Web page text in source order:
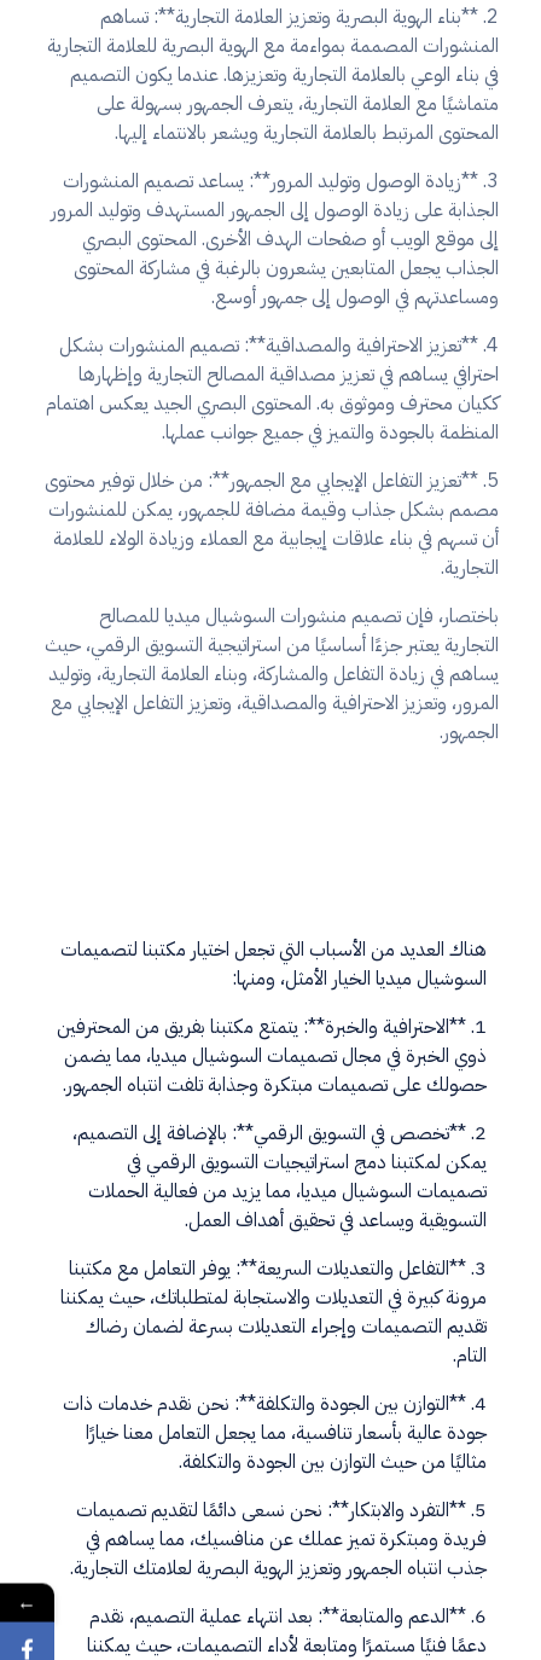
2. **بناء الهوية البصرية وتعزيز العلامة التجارية**: تساهم
المنشورات المصممة بمواءمة مع الهوية البصرية للعلامة التجارية
في بناء الوعي بالعلامة التجارية وتعزيزها. عندما يكون التصميم
متماشيًا مع العلامة التجارية، يتعرف الجمهور بسهولة على
المحتوى المرتبط بالعلامة التجارية ويشعر بالانتماء إليها.
3. **زيادة الوصول وتوليد المرور**: يساعد تصميم المنشورات
الجذابة على زيادة الوصول إلى الجمهور المستهدف وتوليد المرور
إلى موقع الويب أو صفحات الهدف الأخرى. المحتوى البصري
الجذاب يجعل المتابعين يشعرون بالرغبة في مشاركة المحتوى
ومساعدتهم في الوصول إلى جمهور أوسع.
4. **تعزيز الاحترافية والمصداقية**: تصميم المنشورات بشكل
احترافي يساهم في تعزيز مصداقية المصالح التجارية وإظهارها
ككيان محترف وموثوق به. المحتوى البصري الجيد يعكس اهتمام
المنظمة بالجودة والتميز في جميع جوانب عملها.
5. **تعزيز التفاعل الإيجابي مع الجمهور**: من خلال توفير محتوى
مصمم بشكل جذاب وقيمة مضافة للجمهور، يمكن للمنشورات
أن تسهم في بناء علاقات إيجابية مع العملاء وزيادة الولاء للعلامة
التجارية.
باختصار، فإن تصميم منشورات السوشيال ميديا للمصالح
التجارية يعتبر جزءًا أساسيًا من استراتيجية التسويق الرقمي، حيث
يساهم في زيادة التفاعل والمشاركة، وبناء العلامة التجارية، وتوليد
المرور، وتعزيز الاحترافية والمصداقية، وتعزيز التفاعل الإيجابي مع
الجمهور.
هناك العديد من الأسباب التي تجعل اختيار مكتبنا لتصميمات
السوشيال ميديا الخيار الأمثل، ومنها:
1. **الاحترافية والخبرة**: يتمتع مكتبنا بفريق من المحترفين
ذوي الخبرة في مجال تصميمات السوشيال ميديا، مما يضمن
حصولك على تصميمات مبتكرة وجذابة تلفت انتباه الجمهور.
2. **تخصص في التسويق الرقمي**: بالإضافة إلى التصميم،
يمكن لمكتبنا دمج استراتيجيات التسويق الرقمي في
تصميمات السوشيال ميديا، مما يزيد من فعالية الحملات
التسويقية ويساعد في تحقيق أهداف العمل.
3. **التفاعل والتعديلات السريعة**: يوفر التعامل مع مكتبنا
مرونة كبيرة في التعديلات والاستجابة لمتطلباتك، حيث يمكننا
تقديم التصميمات وإجراء التعديلات بسرعة لضمان رضاك
التام.
4. **التوازن بين الجودة والتكلفة**: نحن نقدم خدمات ذات
جودة عالية بأسعار تنافسية، مما يجعل التعامل معنا خيارًا
مثاليًا من حيث التوازن بين الجودة والتكلفة.
5. **التفرد والابتكار**: نحن نسعى دائمًا لتقديم تصميمات
فريدة ومبتكرة تميز عملك عن منافسيك، مما يساهم في
جذب انتباه الجمهور وتعزيز الهوية البصرية لعلامتك التجارية.
6. **الدعم والمتابعة**: بعد انتهاء عملية التصميم، نقدم
دعمًا فنيًا مستمرًا ومتابعة لأداء التصميمات، حيث يمكننا
←